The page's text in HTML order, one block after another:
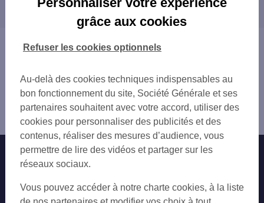
MORTEAU
proximité
Vous êtes ici : Accueil
Pontarlier
Distributeur/automate PONTARLIER
Nos engagements Nous contacter
Autres sites SG
Professionnels
grâce aux cookies
Au-delà des cookies techniques indispensables au
bon fonctionnement du site, Société Générale et ses
partenaires souhaitent avec votre accord, utiliser des
cookies pour personnaliser des publicités et des
contenus, réaliser des mesures d’audience, vous
permettre de lire des vidéos et partager sur les
réseaux sociaux.
Vous pouvez accéder à notre charte cookies, à la liste
Refuser les cookies optionnels